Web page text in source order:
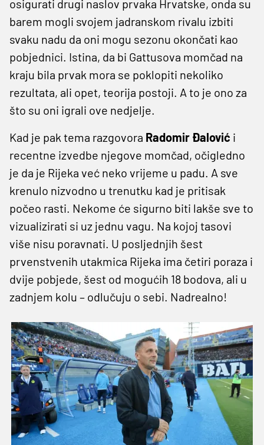
osigurati drugi naslov prvaka Hrvatske, onda su
barem mogli svojem jadranskom rivalu izbiti
svaku nadu da oni mogu sezonu okončati kao
pobjednici. Istina, da bi Gattusova momčad na
kraju bila prvak mora se poklopiti nekoliko
rezultata, ali opet, teorija postoji. A to je ono za
što su oni igrali ove nedjelje.
Kad je pak tema razgovora Radomir Đalović i
recentne izvedbe njegove momčad, očigledno
je da je Rijeka već neko vrijeme u padu. A sve
krenulo nizvodno u trenutku kad je pritisak
počeo rasti. Nekome će sigurno biti lakše sve to
vizualizirati si uz jednu vagu. Na kojoj tasovi
više nisu poravnati. U posljednjih šest
prvenstvenih utakmica Rijeka ima četiri poraza i
dvije pobjede, šest od mogućih 18 bodova, ali u
zadnjem kolu – odlučuju o sebi. Nadrealno!